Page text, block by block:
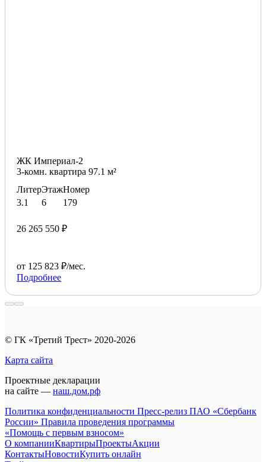
ЖК Империал-2
3-комн. квартира 97.1 м²
Литер
3.1
Этаж
6
Номер
179
26 265 550 ₽
от 125 823 ₽/мес.
Подробнее
© ГК «Третий Трест» 2020-2026
Карта сайта
Проектные декларации
на сайте — наш.дом.рф
Политика конфиденциальности Пресс-релиз ПАО «Сбербанк
России» Правила проведения программы
«Помощь с первым взносом»
О компанииКвартирыПроектыАкции
КонтактыНовостиКупить онлайн